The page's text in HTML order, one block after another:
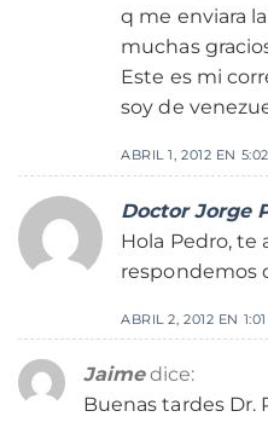
q me enviara
muchas
Este es mi
soy de
ABRIL 1, 2012 EN
Doctor Jorge
Hola Pedro, te
respondemos
ABRIL 2, 2012 EN
Jaime dice:
Buenas tardes Dr.